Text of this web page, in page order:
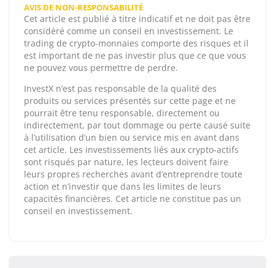
AVIS DE NON-RESPONSABILITÉ
Cet article est publié à titre indicatif et ne doit pas être
considéré comme un conseil en investissement. Le
trading de crypto-monnaies comporte des risques et il
est important de ne pas investir plus que ce que vous
ne pouvez vous permettre de perdre.
InvestX n’est pas responsable de la qualité des
produits ou services présentés sur cette page et ne
pourrait être tenu responsable, directement ou
indirectement, par tout dommage ou perte causé suite
à l’utilisation d’un bien ou service mis en avant dans
cet article. Les investissements liés aux crypto-actifs
sont risqués par nature, les lecteurs doivent faire
leurs propres recherches avant d’entreprendre toute
action et n’investir que dans les limites de leurs
capacités financières. Cet article ne constitue pas un
conseil en investissement.